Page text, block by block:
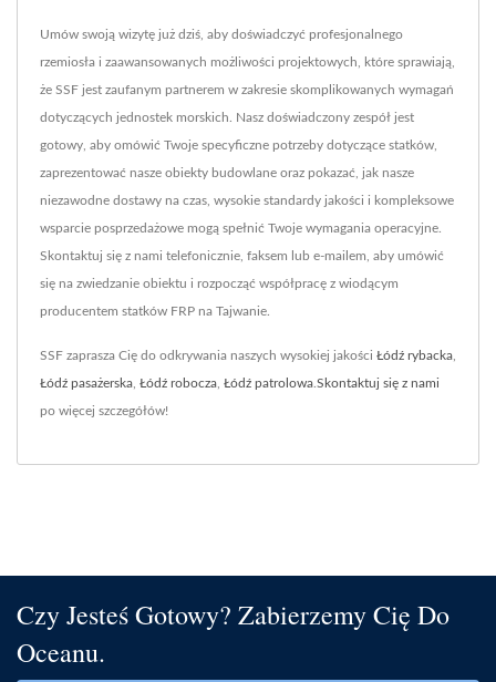
Umów swoją wizytę już dziś, aby doświadczyć profesjonalnego
rzemiosła i zaawansowanych możliwości projektowych, które sprawiają,
że SSF jest zaufanym partnerem w zakresie skomplikowanych wymagań
dotyczących jednostek morskich. Nasz doświadczony zespół jest
gotowy, aby omówić Twoje specyficzne potrzeby dotyczące statków,
zaprezentować nasze obiekty budowlane oraz pokazać, jak nasze
niezawodne dostawy na czas, wysokie standardy jakości i kompleksowe
wsparcie posprzedażowe mogą spełnić Twoje wymagania operacyjne.
Skontaktuj się z nami telefonicznie, faksem lub e-mailem, aby umówić
się na zwiedzanie obiektu i rozpocząć współpracę z wiodącym
producentem statków FRP na Tajwanie.
SSF zaprasza Cię do odkrywania naszych wysokiej jakości Łódź rybacka
Łódź pasażerska Łódź robocza Łódź patrolowa Skontaktuj się z nami
po więcej szczegółów!
Czy Jesteś Gotowy? Zabierzemy Cię Do
Oceanu.